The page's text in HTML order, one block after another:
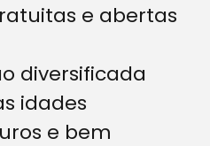
e abertas
diversificada
idades
e bem